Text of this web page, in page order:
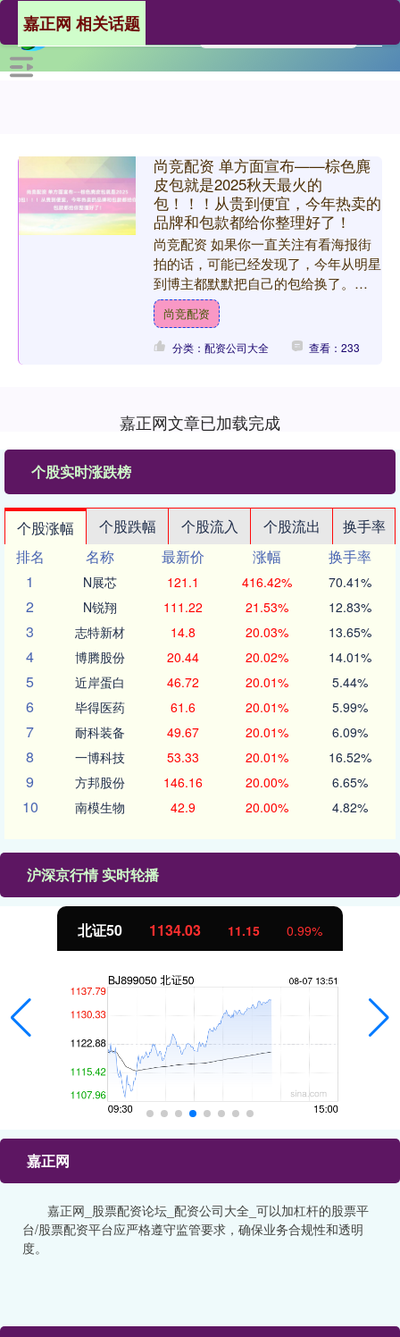
嘉正网 相关话题
尚竞配资 单方面宣布——棕色麂
皮包就是2025秋天最火的
包！！！从贵到便宜，今年热卖的
品牌和包款都给你整理好了！
尚竞配资 如果你一直关注有看海报街
拍的话，可能已经发现了，今年从明星
到博主都默默把自己的包给换了。
喏！棕色系麂皮包正在慢慢接管大家的
肩膀！仿佛一夜之间全世界都....
尚竞配资
分类：配资公司大全 查看：233
嘉正网文章已加载完成
个股实时涨跌榜
个股涨幅 个股跌幅 个股流入 个股流出
换手率
排名
名称 最新价 涨幅
换手率
1
N展芯 121.1 416.42% 70.41%
2 N锐翔 111.22 21.53% 12.83%
3 志特新材 14.8 20.03% 13.65%
4 博腾股份 20.44 20.02% 14.01%
5 近岸蛋白 46.72 20.01% 5.44%
6 毕得医药 61.6 20.01% 5.99%
7 耐科装备 49.67 20.01% 6.09%
8 一博科技 53.33 20.01% 16.52%
9 方邦股份 146.16 20.00% 6.65%
10 南模生物 42.9 20.00% 4.82%
沪深京行情 实时轮播
北证50 1134.11 11.23 1.00%
嘉正网
嘉正网_股票配资论坛_配资公司大全_可以加杠杆的股票平
台/股票配资平台应严格遵守监管要求，确保业务合规性和透明
度。